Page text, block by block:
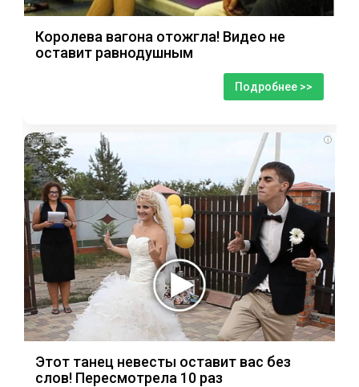
Королева вагона отожгла! Видео не
оставит равнодушным
Подробнее >>
i
Этот танец невесты оставит вас без
слов! Пересмотрела 10 раз